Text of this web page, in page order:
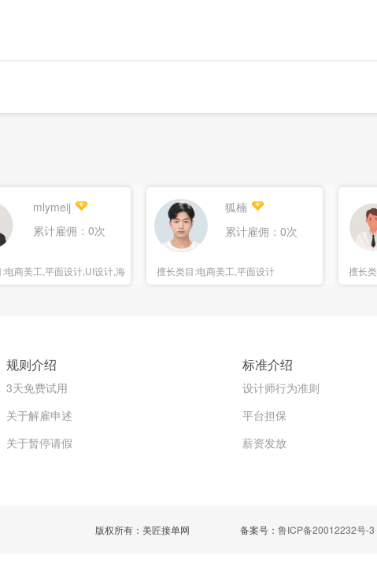
mlymeij
累计雇佣：0次
:电商美工,平面设计,UI设计,海
狐楠
累计雇佣：0次
擅长类目:电商美工,平面设计 擅长
报设计
规则介绍
3天免费试用
关于解雇申述
关于暂停请假
标准介绍
设计师行为准则
平台担保
薪资发放
版权所有：美匠接单网 备案号： 鲁ICP备20012232号-3